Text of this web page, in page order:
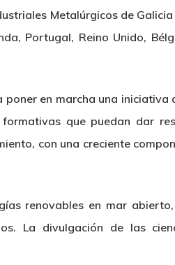
Metalúrgicos de Galicia
Portugal, Reino Unido,
en marcha una iniciativa
que puedan dar
con una creciente
renovables en mar
La divulgación de las